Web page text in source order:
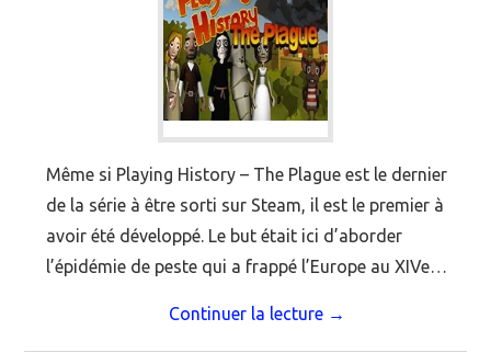
Même si Playing History – The Plague est le dernier
de la série à être sorti sur Steam, il est le premier à
avoir été développé. Le but était ici d’aborder
l’épidémie de peste qui a frappé l’Europe au XIVe…
Continuer la lecture →